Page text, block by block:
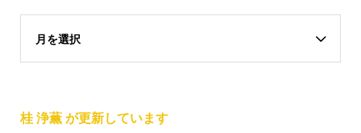
月を選択
桂 浄薫 が更新しています